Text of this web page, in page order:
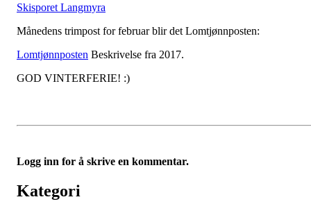
Skisporet Langmyra
Månedens trimpost for februar blir det Lomtjønnposten:
Lomtjønnposten Beskrivelse fra 2017.
GOD VINTERFERIE! :)
Logg inn for å skrive en kommentar.
Kategori